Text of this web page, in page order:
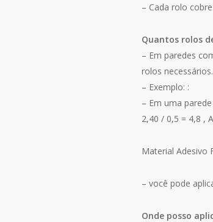
– Cada rolo
Quantos rolos
– Em paredes
rolos necessários.
– Exemplo: :
– Em uma
2,40 / 0,5 = 4,8 ,
Material Adesivo
– você pode
Onde posso